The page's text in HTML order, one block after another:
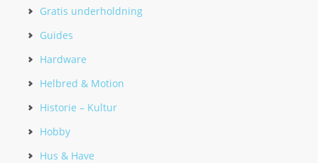
Gratis underholdning
Guides
Hardware
Helbred & Motion
Historie – Kultur
Hobby
Hus & Have